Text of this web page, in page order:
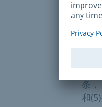
法
§ 《
条
和